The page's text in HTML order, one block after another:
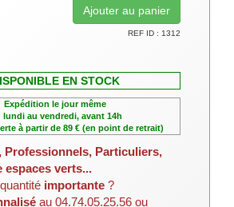
REF ID : 1312
EN STOCK
Expédition le jour même
lundi au vendredi, avant 14h
à partir de 89 € (en point de retrait)
Professionnels, Particuliers,
espaces verts...
importante ?
au 04.74.05.25.56 ou